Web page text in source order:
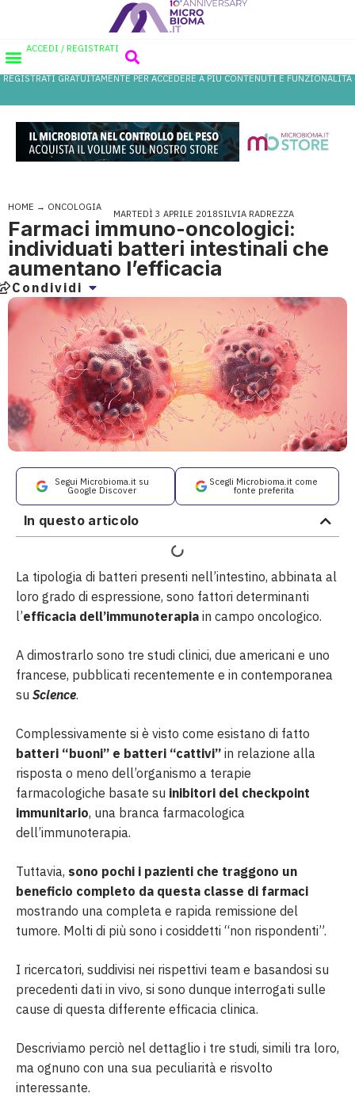
ACCEDI / REGISTRATI
REGISTRATI GRATUITAMENTE PER ACCEDERE A PIÙ CONTENUTI E FUNZIONALITÀ
HOME → ONCOLOGIA
MARTEDÌ 3 APRILE 2018SILVIA RADREZZA
Farmaci immuno-oncologici:
individuati batteri intestinali che
aumentano l’efficacia
Condividi
Segui Microbioma.it su
Google Discover
Scegli Microbioma.it come
fonte preferita
In questo articolo
La tipologia di batteri presenti nell’intestino, abbinata al
loro grado di espressione, sono fattori determinanti
l’efficacia dell’immunoterapia in campo oncologico.
A dimostrarlo sono tre studi clinici, due americani e uno
francese, pubblicati recentemente e in contemporanea
su Science.
Complessivamente si è visto come esistano di fatto
batteri “buoni” e batteri “cattivi” in relazione alla
risposta o meno dell’organismo a terapie
farmacologiche basate su inibitori del checkpoint
immunitario, una branca farmacologica
dell’immunoterapia.
Tuttavia, sono pochi i pazienti che traggono un
beneficio completo da questa classe di farmaci
mostrando una completa e rapida remissione del
tumore. Molti di più sono i cosiddetti “non rispondenti”.
I ricercatori, suddivisi nei rispettivi team e basandosi su
precedenti dati in vivo, si sono dunque interrogati sulle
cause di questa differente efficacia clinica.
Descriviamo perciò nel dettaglio i tre studi, simili tra loro,
ma ognuno con una sua peculiarità e risvolto
interessante.